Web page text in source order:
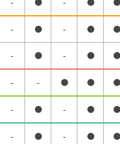
- ● - ● ●
- ● - ● ●
- - ● ● ●
- ● - ● ●
- ● - ● ●